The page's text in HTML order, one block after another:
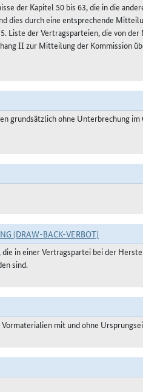
der Kapitel 50 bis 63, die in die
dies durch eine entsprechende
Liste der Vertragsparteien, die von
II zur Mitteilung der Kommission
grundsätzlich ohne Unterbrechung
(DRAW-BACK-VERBOT)
in einer Vertragspartei bei der
sind.
mit und ohne